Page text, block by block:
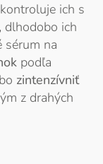
ich s
dlhodobo ich
na
podľa
zintenzívniť
z drahých